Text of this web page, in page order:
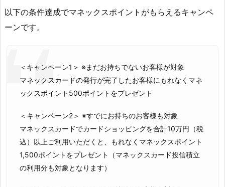
以下の条件達成でマネックスポイントがもらえるキャンペ
ーンです。
＜キャンペーン1＞ ※まだお持ちでないお客様が対象
マネックスカードの発行が完了したお客様にもれなくマネ
ックスポイント500ポイントをプレゼント
＜キャンペーン2＞ ※すでにお持ちのお客様も対象
マネックスカードでカードショッピングを合計10万円（税
込）以上ご利用いただくと、もれなくマネックスポイント
1,500ポイントをプレゼント（マネックスカード投信積立
の利用分も対象となります）